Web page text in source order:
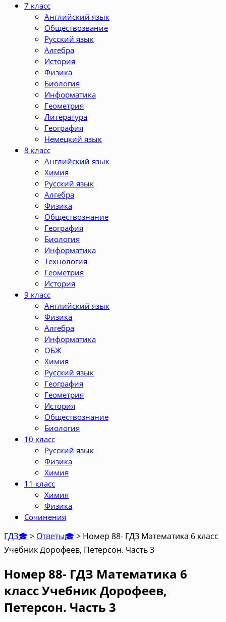
7 класс
Английский язык
Обществозвание
Русский язык
Алгебра
История
Физика
Биология
Информатика
Геометрия
Литература
География
Немецкий язык
8 класс
Английский язык
Химия
Русский язык
Алгебра
Физика
Обществознание
География
Биология
Информатика
Технология
Геометрия
История
9 класс
Английский язык
Физика
Алгебра
Информатика
ОБЖ
Химия
Русский язык
География
Геометрия
История
Обществознание
Биология
10 класс
Русский язык
Физика
Химия
11 класс
Химия
Физика
Сочинения
ГДЗ🎓> Ответы🎓> Номер 88- ГДЗ Математика 6 класс
Учебник Дорофеев, Петерсон. Часть 3
Номер 88- ГДЗ Математика 6
класс Учебник Дорофеев,
Петерсон. Часть 3